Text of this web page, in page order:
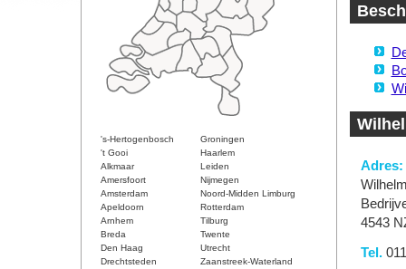
's-Hertogenbosch
Groningen
't Gooi
Haarlem
Alkmaar
Leiden
Amersfoort
Nijmegen
Amsterdam
Noord-Midden Limburg
Apeldoorn
Rotterdam
Arnhem
Tilburg
Breda
Twente
Den Haag
Utrecht
Drechtsteden
Zaanstreek-Waterland
Adres:
4543
Tel.